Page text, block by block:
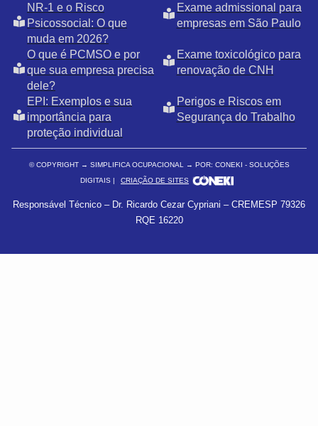
NR-1 e o Risco
Psicossocial: O que
muda em 2026?
Exame admissional para
empresas em São Paulo
O que é PCMSO e por
que sua empresa precisa
dele?
Exame toxicológico para
renovação de CNH
EPI: Exemplos e sua
importância para
proteção individual
Perigos e Riscos em
Segurança do Trabalho
© COPYRIGHT → SIMPLIFICA OCUPACIONAL → POR: CONEKI - SOLUÇÕES
DIGITAIS |
CRIAÇÃO DE SITES
Responsável Técnico – Dr. Ricardo Cezar Cypriani – CREMESP 79326
RQE 16220